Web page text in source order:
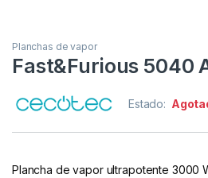
Planchas de vapor
Fast&Furious 5040
Estado:
Plancha de vapor ultrapotente 3000